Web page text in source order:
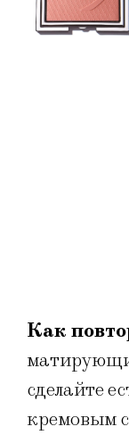
Как
сделайте
кремовым